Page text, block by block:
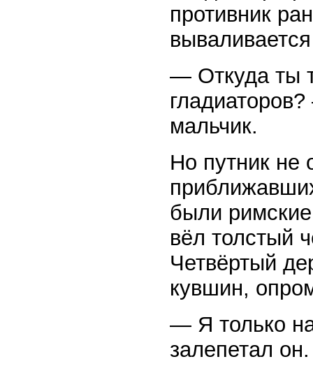
противник
— Откуда ты
мальчик.
Но путник не
были
вёл толстый
Четвёртый
кувшин,
— Я только
залепетал